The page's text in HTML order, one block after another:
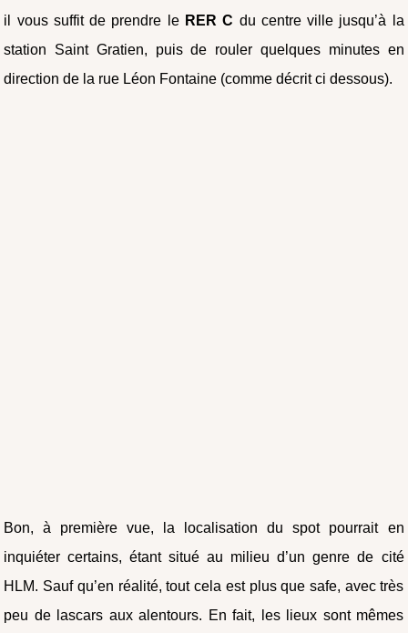
il vous suffit de prendre le RER C du centre ville jusqu’à la
station Saint Gratien, puis de rouler quelques minutes en
direction de la rue Léon Fontaine (comme décrit ci dessous).
Bon, à première vue, la localisation du spot pourrait en
inquiéter certains, étant situé au milieu d’un genre de cité
HLM. Sauf qu’en réalité, tout cela est plus que safe, avec très
peu de lascars aux alentours. En fait, les lieux sont mêmes